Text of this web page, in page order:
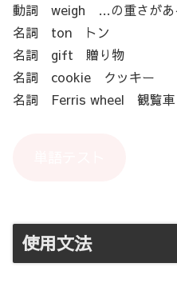
動詞 weigh …の重さがあ
名詞 ton トン
名詞 gift 贈り物
名詞 cookie クッキー
名詞 Ferris wheel 観覧車
使用文法